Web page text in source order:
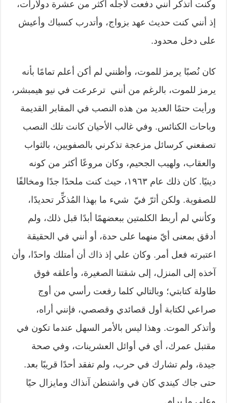
وكنت أتذكر أنني دفعت لأجله أكثر من عشرة دولارات،
إذ أنني كنت حديث عهد بزواج، وأتدرب كسباك وأعيش
على دخل محدود.
كان نُصبًا يرمز للموت، وأظنني لم أكن أعلم تمامًا بأنه
يرمز للموت، بالرغم من أنني ترعرعت في نيو هيمبشر،
ورأيت حتمًا العديد من هذه النصب في المقابر القديمة
وباحات الكنائس. وفي غالب الأحيان كانت تلك النصب
تصفعني كرسائل مزعجة تذكرني بالصفويين، بالثواب
والعقاب، ولهيب الجحيم، وكان مروعًا أكثر من كونه
دينيًا. كان ذلك عام ١٩٦٣، حيث كنت ملحدًا جدًا ومخالفًا
للصفوية. ولكن أثرّ فيّ شيء ما بهذا المُذكِّر تحديدًا،
وكأنني لم أربط الكلمتين ببعضهمًا أبدًا قبل ذلك، ولم
أدقق بمعنى أيّ منهما على حدة، أو أنني في الحقيقة
اعتبرته فعل أمر. وكان علي إذ ذاك أن أمتلك واحدًا، وأن
آخذه إلى المنزل، إلى شقتنا الصغيرة، وأعلقه فوق
طاولة كتابتي؛ وبالتالي كلما رفعت رأسي من أوج
صراعي لكتابة أول قصائدي وقصصي، فإنني أراه،
وأتذكر الموت. وهذا ليس بالأمر السهل عندما تكون في
مقتبل عمرك، أي في أوائل العشرينات، وفي صحة
جيدة، ولم تشارك في حرب، ولم تفقد أحدًا قريبًا بعد.
حتى جاك كيندي كان في واشنطن آنذاك ومايزال حيًا